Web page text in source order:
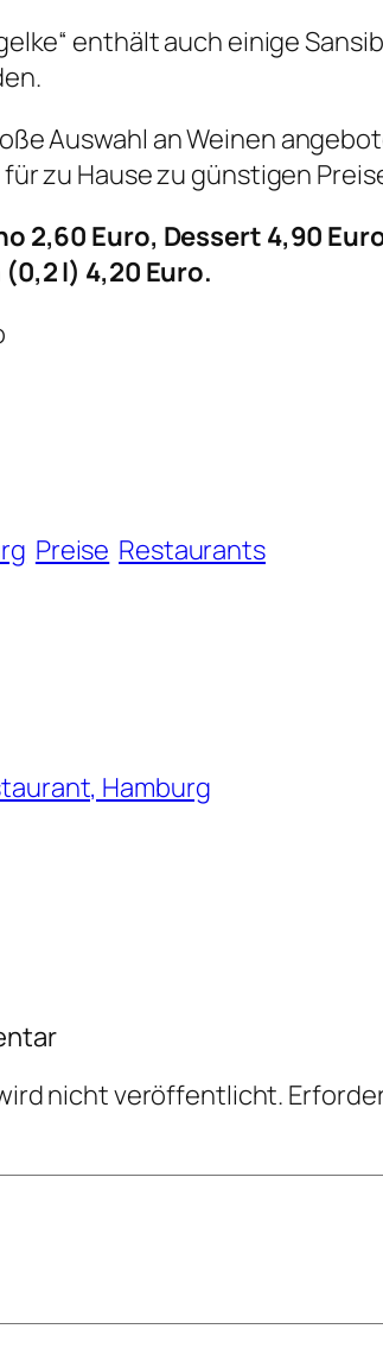
enthält auch einige
Auswahl an Weinen
zu Hause zu günstigen
2,60 Euro, Dessert 4,90
l) 4,20 Euro.
Preise Restaurants
Hamburg
nicht veröffentlicht.